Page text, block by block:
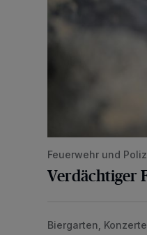
Feuerwehr und
Verdächtiger
Die „Rhine Side“
Biergarten,